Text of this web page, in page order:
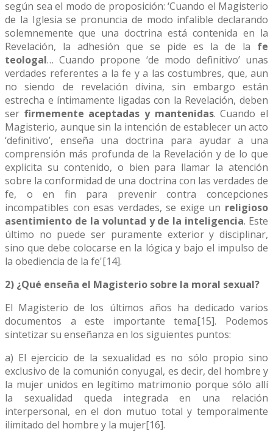
según sea el modo de proposición: ‘Cuando el Magisterio
de la Iglesia se pronuncia de modo infalible declarando
solemnemente que una doctrina está contenida en la
Revelación, la adhesión que se pide es la de la fe
teologal… Cuando propone ‘de modo definitivo’ unas
verdades referentes a la fe y a las costumbres, que, aun
no siendo de revelación divina, sin embargo están
estrecha e íntimamente ligadas con la Revelación, deben
ser firmemente aceptadas y mantenidas. Cuando el
Magisterio, aunque sin la intención de establecer un acto
‘definitivo’, enseña una doctrina para ayudar a una
comprensión más profunda de la Revelación y de lo que
explicita su contenido, o bien para llamar la atención
sobre la conformidad de una doctrina con las verdades de
fe, o en fin para prevenir contra concepciones
incompatibles con esas verdades, se exige un religioso
asentimiento de la voluntad y de la inteligencia. Este
último no puede ser puramente exterior y disciplinar,
sino que debe colocarse en la lógica y bajo el impulso de
la obediencia de la fe'[14].
2) ¿Qué enseña el Magisterio sobre la moral sexual?
El Magisterio de los últimos años ha dedicado varios
documentos a este importante tema[15]. Podemos
sintetizar su enseñanza en los siguientes puntos:
a) El ejercicio de la sexualidad es no sólo propio sino
exclusivo de la comunión conyugal, es decir, del hombre y
la mujer unidos en legítimo matrimonio porque sólo allí
la sexualidad queda integrada en una relación
interpersonal, en el don mutuo total y temporalmente
ilimitado del hombre y la mujer[16].